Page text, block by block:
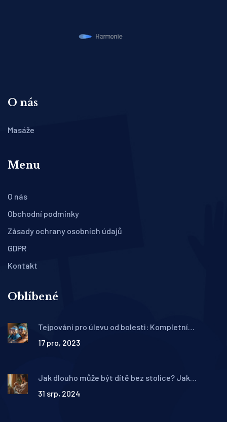
O nás
Masáže
Menu
O nás
Obchodní podmínky
Zásady ochrany osobních údajů
GDPR
Kontakt
Oblíbené
Tejpování pro úlevu od bolesti: Kompletní
17 pro, 2023
Jak dlouho může být dítě bez stolice? Jak
31 srp, 2024